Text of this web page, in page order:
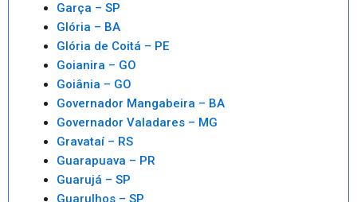
Garça – SP
Glória – BA
Glória de Coitá – PE
Goianira – GO
Goiânia – GO
Governador Mangabeira – BA
Governador Valadares – MG
Gravataí – RS
Guarapuava – PR
Guarujá – SP
Guarulhos – SP